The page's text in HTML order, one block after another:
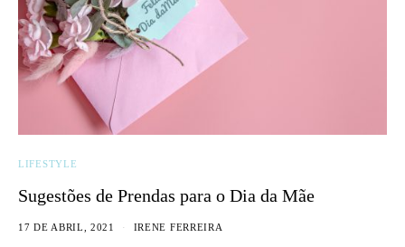
LIFESTYLE
Sugestões de Prendas para o Dia da Mãe
17 DE ABRIL, 2021 IRENE FERREIRA